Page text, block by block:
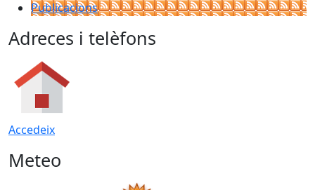
Publicacions
Adreces i telèfons
Accedeix
Meteo